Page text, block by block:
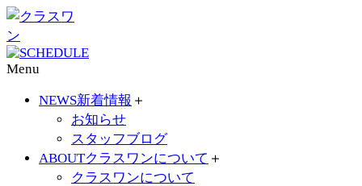
Menu
NEWS新着情報 ＋
お知らせ
スタッフブログ
ABOUTクラスワンについて ＋
クラスワンについて